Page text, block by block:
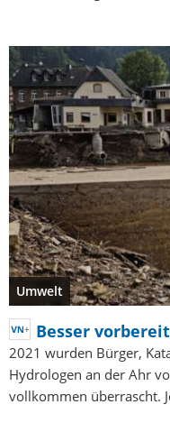
Umwelt
Besser
2021 wurden Bürger,
Hydrologen an der Ahr
vollkommen überrascht.